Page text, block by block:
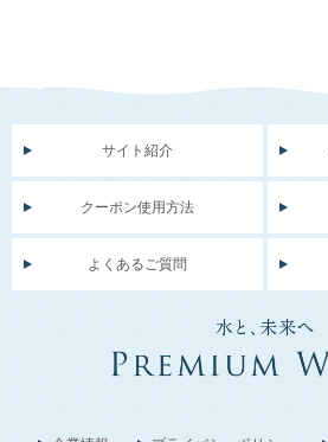
サイト紹介
クーポン使用方法
よくあるご質問